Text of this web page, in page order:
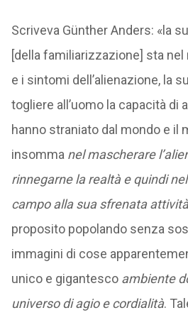
Scriveva Günther Anders: «la
[della familiarizzazione] sta
e i sintomi dell’alienazione, la
togliere all’uomo la capacità di
hanno straniato dal mondo e il
insomma nel mascherare
rinnegarne la realtà e quindi
campo alla sua sfrenata attività
proposito popolando senza
immagini di cose
unico e gigantesco ambiente
universo di agio e cordialità.